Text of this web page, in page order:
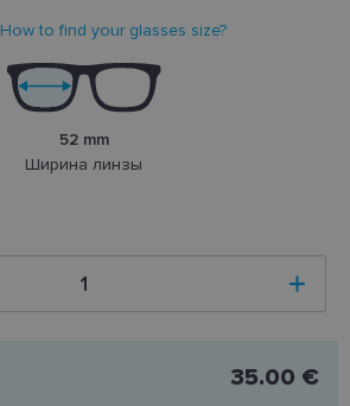
How to find your glasses size?
52 mm
Ширина линзы
35.00 €